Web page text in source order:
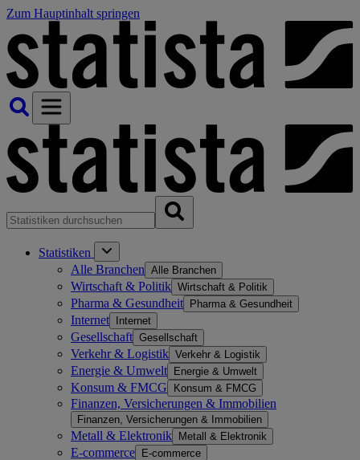
Zum Hauptinhalt springen
Statistiken
Alle Branchen Alle Branchen
Wirtschaft & Politik Wirtschaft & Politik
Pharma & Gesundheit Pharma & Gesundheit
Internet Internet
Gesellschaft Gesellschaft
Verkehr & Logistik Verkehr & Logistik
Energie & Umwelt Energie & Umwelt
Konsum & FMCG Konsum & FMCG
Finanzen, Versicherungen & Immobilien
Finanzen, Versicherungen & Immobilien
Metall & Elektronik Metall & Elektronik
E-commerce E-commerce